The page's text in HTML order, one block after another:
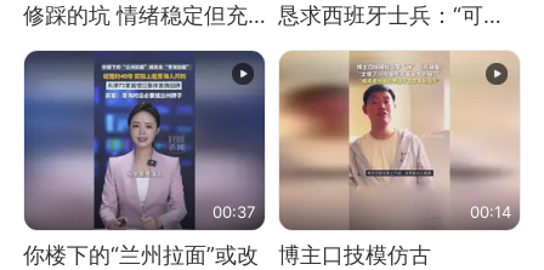
修踩的坑 情绪稳定但充
满无奈 每处都有精心设
计 但每处都有瑕疵 网
友：一开始我没笑 但看
到洗手盆我没绷住
恳求西班牙士兵：“可不
可以不要把我遣返回国”
00:37
你楼下的“兰州拉面”或改
00:14
博主口技模仿古